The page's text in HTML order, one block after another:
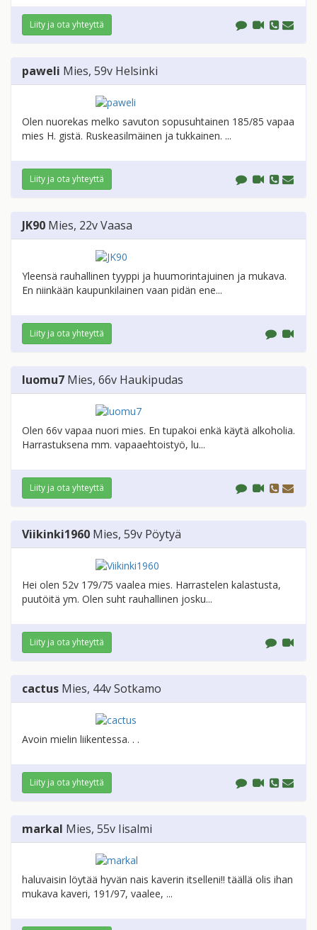
Liity ja ota yhteyttä
paweli Mies, 59v Helsinki
Olen nuorekas melko savuton sopusuhtainen 185/85 vapaa
mies H. gistä. Ruskeasilmäinen ja tukkainen. ...
Liity ja ota yhteyttä
JK90 Mies, 22vVaasa
Yleensä rauhallinen tyyppi ja huumorintajuinen ja mukava.
En niinkään kaupunkilainen vaan pidän ene...
Liity ja ota yhteyttä
luomu7 Mies, 66v Haukipudas
Olen 66v vapaa nuori mies. En tupakoi enkä käytä alkoholia.
Harrastuksena mm. vapaaehtoistyö, lu...
Liity ja ota yhteyttä
Viikinki1960 Mies, 59v Pöytyä
Hei olen 52v 179/75 vaalea mies. Harrastelen kalastusta,
puutöitä ym. Olen suht rauhallinen josku...
Liity ja ota yhteyttä
cactus Mies, 44vSotkamo
Avoin mielin liikentessa. . .
Liity ja ota yhteyttä
markal Mies, 55v Iisalmi
haluvaisin löytää hyvän nais kaverin itselleni!! täällä olis ihan
mukava kaveri, 191/97, vaalee, ...